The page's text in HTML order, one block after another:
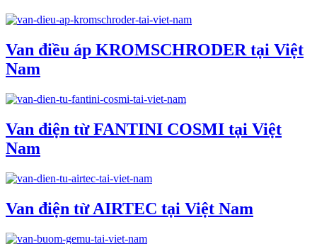
Van điều áp KROMSCHRODER tại Việt
Nam
Van điện từ FANTINI COSMI tại Việt
Nam
Van điện từ AIRTEC tại Việt Nam